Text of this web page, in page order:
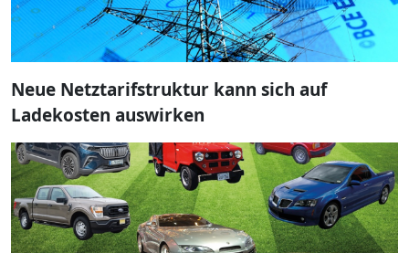
Neue Netztarifstruktur kann sich auf
Ladekosten auswirken